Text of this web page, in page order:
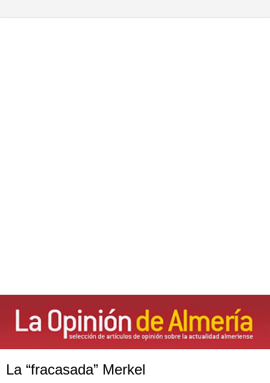
La “fracasada” Merkel